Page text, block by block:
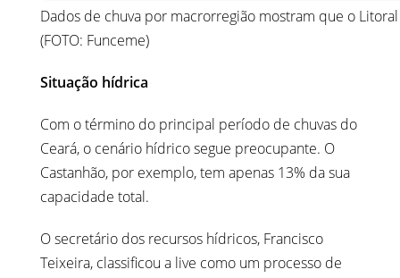
Dados de chuva por macrorregião mostram que o
(FOTO: Funceme)
Situação hídrica
Com o término do principal período de chuvas do
Ceará, o cenário hídrico segue preocupante. O
Castanhão, por exemplo, tem apenas 13% da sua
capacidade total.
O secretário dos recursos hídricos, Francisco
Teixeira, classificou a live como um processo de